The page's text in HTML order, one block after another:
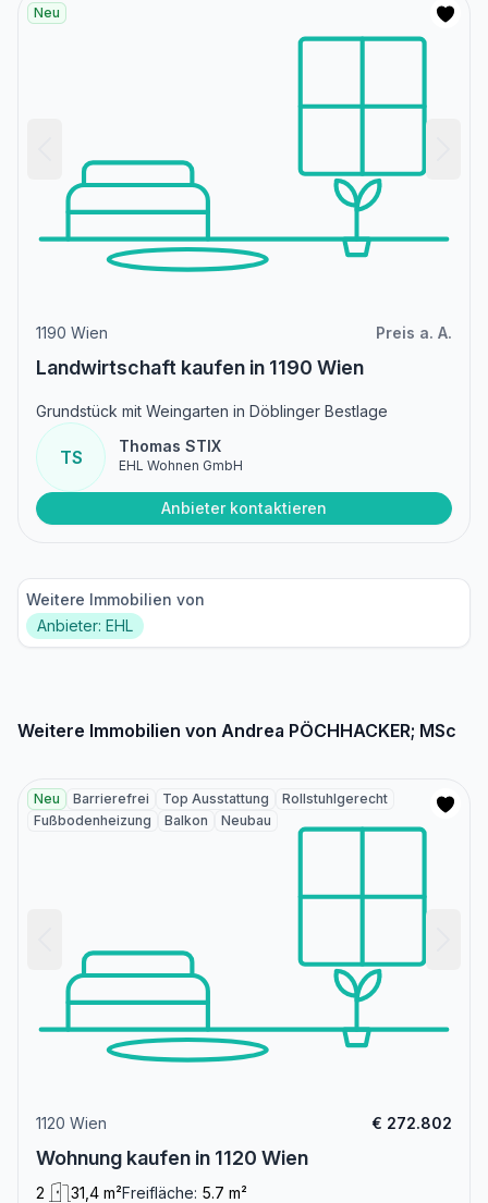
Neu
1190 Wien Preis a. A.
Landwirtschaft kaufen in 1190 Wien
Grundstück mit Weingarten in Döblinger Bestlage
TS
Thomas STIX
EHL Wohnen GmbH
Anbieter kontaktieren
Weitere Immobilien von
Anbieter: EHL
Weitere Immobilien von Andrea PÖCHHACKER; MSc
Neu Barrierefrei Top Ausstattung
Rollstuhlgerecht
Fußbodenheizung
Balkon Neubau
1120 Wien € 272.802
Wohnung kaufen in 1120 Wien
2 31,4 m²Freifläche: 5.7 m²